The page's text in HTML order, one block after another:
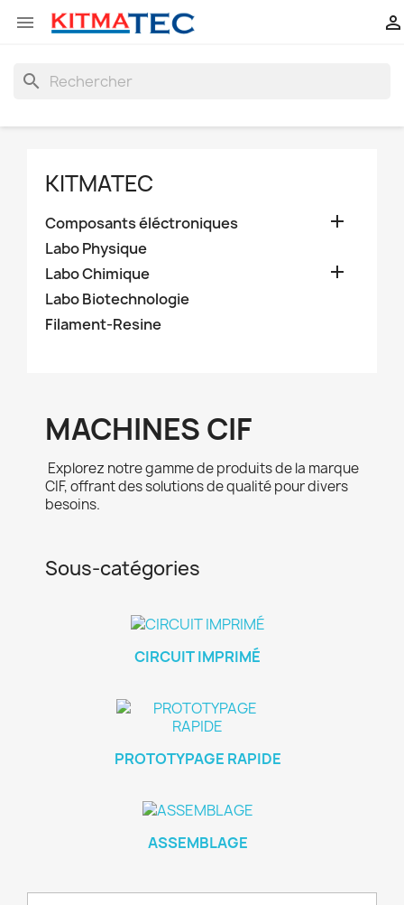
 
search
KITMATEC
Composants éléctroniques 
Labo Physique
Labo Chimique

Labo Biotechnologie
Filament-Resine
MACHINES CIF
Explorez notre gamme de produits de la marque
CIF, offrant des solutions de qualité pour divers
besoins.
Sous-catégories
CIRCUIT IMPRIMÉ
PROTOTYPAGE RAPIDE
ASSEMBLAGE